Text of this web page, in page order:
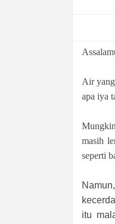
Air
apa iya
masih
seperti
itu